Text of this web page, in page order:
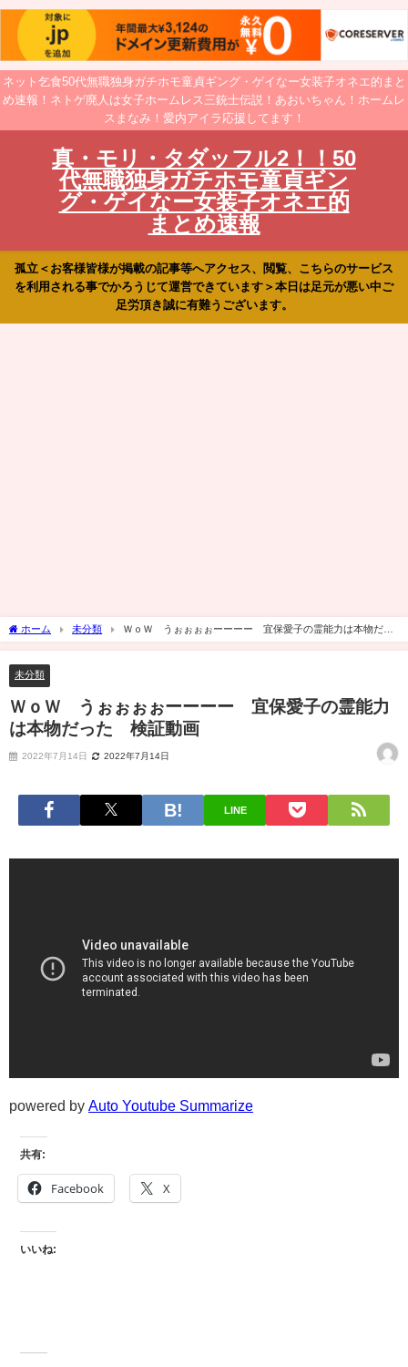
ネット乞食50代無職独身ガチホモ童貞ギング・ゲイなー女装子オネエ的まと
め速報！ネトゲ廃人は女子ホームレス三銃士伝説！あおいちゃん！ホームレ
スまなみ！愛内アイラ応援してます！
真・モリ・タダッフル2！！50
代無職独身ガチホモ童貞ギン
グ・ゲイなー女装子オネエ的
まとめ速報
孤立＜お客様皆様が掲載の記事等へアクセス、閲覧、こちらのサービス
を利用される事でかろうじて運営できています＞本日は足元が悪い中ご
足労頂き誠に有難うございます。
ホーム 未分類
ＷｏＷ うぉぉぉぉーーーー 宜保愛子の霊能力は本物だっ
た 検証動画
未分類
ＷｏＷ うぉぉぉぉーーーー 宜保愛子の霊能力
は本物だった 検証動画
2022年7月14日 2022年7月14日
LINE
powered by Auto Youtube Summarize
共有:
Facebook X
いいね: